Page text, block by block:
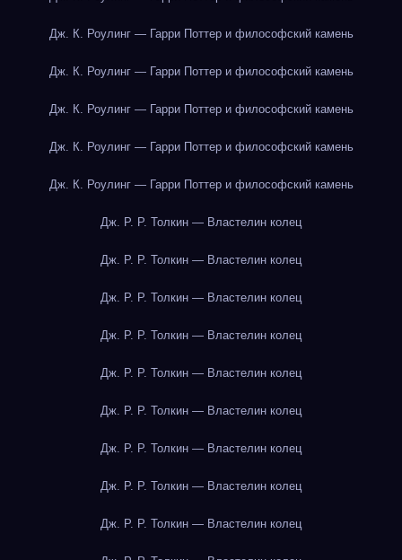
Дж. К. Роулинг — Гарри Поттер и философский камень
Дж. К. Роулинг — Гарри Поттер и философский камень
Дж. К. Роулинг — Гарри Поттер и философский камень
Дж. К. Роулинг — Гарри Поттер и философский камень
Дж. К. Роулинг — Гарри Поттер и философский камень
Дж. Р. Р. Толкин — Властелин колец
Дж. Р. Р. Толкин — Властелин колец
Дж. Р. Р. Толкин — Властелин колец
Дж. Р. Р. Толкин — Властелин колец
Дж. Р. Р. Толкин — Властелин колец
Дж. Р. Р. Толкин — Властелин колец
Дж. Р. Р. Толкин — Властелин колец
Дж. Р. Р. Толкин — Властелин колец
Дж. Р. Р. Толкин — Властелин колец